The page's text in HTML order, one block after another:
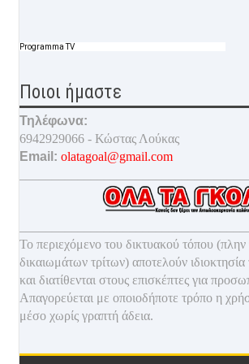
Programma TV
Ποιοι ήμαστε
Τηλέφωνα:
6942929066 - Κώστας Λούκας
Email: olatagoal@gmail.com
Το περιεχόμενο του δικτυακού τόπου
δικαιωμάτων τρίτων) αποτελούν
και διατίθενται στους επισκέπτες για
Απαγορεύεται με οποιοδήποτε τρόπο η
μέσο χωρίς γραπτή άδεια.